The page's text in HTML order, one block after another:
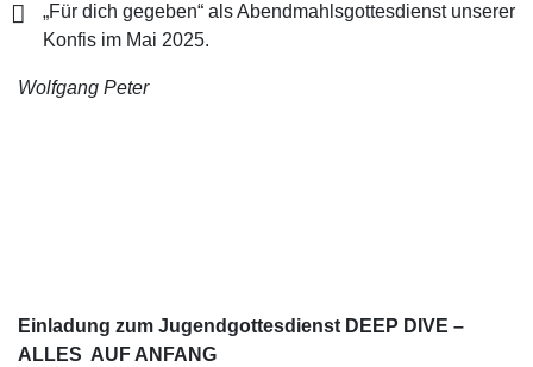
„Für dich gegeben“ als Abendmahlsgottesdienst unserer
Konfis im Mai 2025.
Wolfgang Peter
Einladung zum Jugendgottesdienst DEEP DIVE –
ALLES AUF ANFANG